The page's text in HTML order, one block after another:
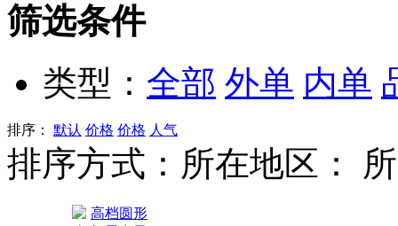
筛选条件
类型： 全部 外单 内单
排序： 默认 价格 价格 人气
排序方式： 所在地区：